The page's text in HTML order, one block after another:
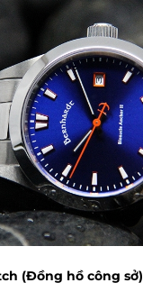
(Đồng hồ công sở)